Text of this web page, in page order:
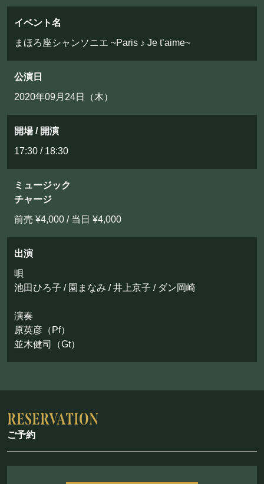
BOOKING
キャンセルポリシー
イベント名
まほろ座シャンソニエ ~Paris ♪ Je t’aime~
公演日
2020年09月24日（木）
開場 / 開演
17:30 / 18:30
ミュージック
チャージ
前売 ¥4,000 / 当日 ¥4,000
出演
唄
池田ひろ子 / 園まなみ / 井上京子 / ダン岡崎
演奏
原英彦（Pf）
並木健司（Gt）
ご予約